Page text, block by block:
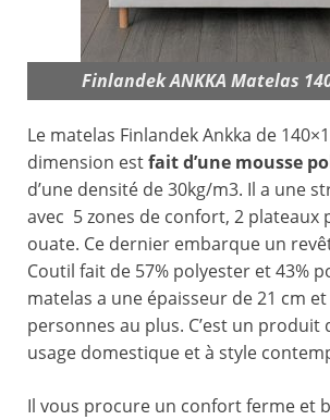
Finlandek ANKKA Matelas
Le matelas Finlandek Ankka de
dimension estfait d’une mousse
d’une densité de 30kg/m3. Il a une
avec 5 zones de confort, 2 plateaux
ouate. Ce dernier embarque un
Coutil fait de 57% polyester et 43%
matelas a une épaisseur de 21 cm
personnes au plus. C’est un produit
usage domestique et à style
Il vous procure un confort ferme et